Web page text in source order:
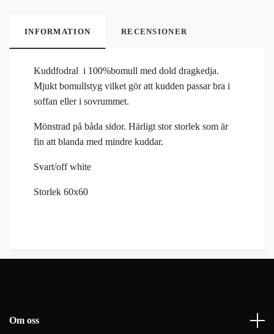
INFORMATION RECENSIONER
Kuddfodral i 100%bomull med dold dragkedja.
Mjukt bomullstyg vilket gör att kudden passar bra i
soffan eller i sovrummet.
Mönstrad på båda sidor. Härligt stor storlek som är
fin att blanda med mindre kuddar.
Svart/off white
Storlek 60x60
Om oss